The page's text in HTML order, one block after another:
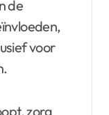
de
voor
zorg